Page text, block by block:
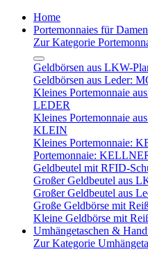
Home
Portemonnaies für Damen
Zur Kategorie
Geldbörsen aus LKW-
Geldbörsen aus Leder:
Kleines Portemonnaie
LEDER
Kleines Portemonnaie
KLEIN
Kleines Portemonnaie:
Portemonnaie:
Geldbeutel mit RFID-
Großer Geldbeutel aus
Großer Geldbeutel aus
Große Geldbörse mit
Kleine Geldbörse mit
Umhängetaschen &
Zur Kategorie